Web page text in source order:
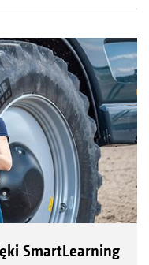
SmartLearning